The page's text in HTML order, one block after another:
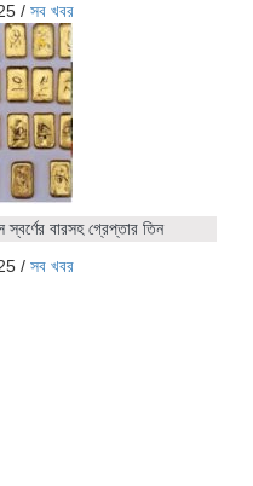
/ সব খবর
বারসহ গ্রেপ্তার তিন
/ সব খবর